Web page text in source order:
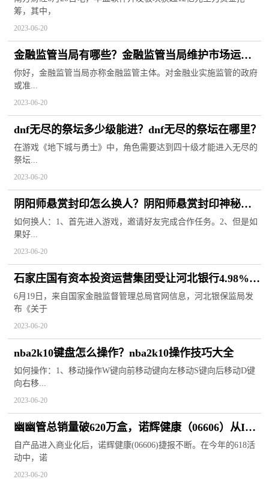
筹，其中，
2023-06-20
金融监管当局有哪些？金融监管当局维护市场运营
的重要手段有哪些？
你好，金融监管当局亦称金融监管主体。对金融业实施监管的政府
或准...
2023-06-20
dnf无尽的祭坛多少级能进？dnf无尽的祭坛在哪里？
在游戏《地下城与勇士》中，角色需要达到四十级才能进入无尽的
祭坛...
2023-06-20
阴阳师悬赏封印怎么换人？阴阳师悬赏封印神秘妖
怪线索是什么？
如何换人：1、首先进入游戏，邀请好友完成合作任务。2、但是如
果好...
2023-06-20
石家庄国有资本投资运营集团受让河北银行4.98%股
股份获批
6月19日，来自国家金融监督管理总局官网信息，河北银保监局发
布《关于
2023-06-20
nba2k10键盘怎么操作？nba2k10操作技巧大全
如何操作：1、移动操作W键向前移动键向左移动S键向后移动D键
向右移...
2023-06-20
幽幽管总销量破620万盒，诺辉健康（06606）从IVD
进军消费医疗
自产品进入商业化后，诺辉健康(06606)捷报不断。在今年的618活
动中，诺
2023-06-20